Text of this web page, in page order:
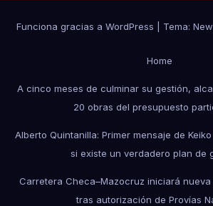
Funciona gracias a WordPress Tema:
Home
A cinco meses de culminar su gestión,
20 obras del presupuesto
Alberto Quintanilla: Primer mensaje de
si existe un verdadero plan de
Carretera Checa–Mazocruz iniciará
tras autorización de Provías